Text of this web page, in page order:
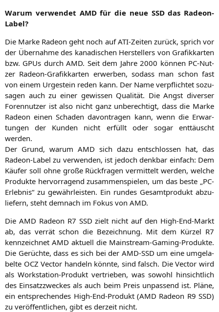
War­um ver­wen­det AMDfür die neue SSDdas Radeon-
Label?
Die Mar­ke Rade­on geht noch auf ATI-Zei­ten zurück, sprich vor
der Über­nah­me des kana­di­schen Her­stel­lers von Gra­fik­kar­ten
bzw. GPUs durchAMD. Seit dem Jah­re 2000 kön­nen PC-Nut­
zer Rade­on-Gra­fik­kar­ten erwer­ben, sodass man schon fast
von einem Urge­stein reden kann. Der Name ver­pflich­tet sozu­
sa­gen auch zu einer gewis­sen Qua­li­tät. Die Angst diver­ser
Foren­nut­zer ist also nicht ganz unbe­rech­tigt, dass die Mar­ke
Rade­on einen Scha­den davon­tra­gen kann, wenn die Erwar­
tun­gen der Kun­den nicht erfüllt oder sogar ent­täuscht
werden.
Der Grund, war­um AMD sich dazu ent­schlos­sen hat, das
Rade­on-Label zu ver­wen­den, ist jedoch denk­bar ein­fach: Dem
Käu­fer soll ohne gro­ße Rück­fra­gen ver­mit­telt wer­den, wel­che
Pro­duk­te her­vor­ra­gend zusam­men­spie­len, um das bes­te „PC-
Erleb­nis“ zu gewähr­leis­ten. Ein run­des Gesamt­pro­dukt abzu­
lie­fern, steht dem­nach im Fokus von AMD.
Die AMD Rade­on R7 SSD zielt nicht auf den High-End-Markt
ab, das ver­rät schon die Bezeich­nung. Mit dem Kür­zel R7
kenn­zeich­net AMD aktu­ell die Main­stream-Gam­ing-Pro­duk­te.
Die Gerüch­te, dass es sich bei der AMD-SSD um eine umge­la­
bel­te OCZ Vec­tor han­deln könn­te, sind falsch. Die Vec­tor wird
als Work­sta­tion-Pro­dukt ver­trie­ben, was sowohl hin­sicht­lich
des Ein­satz­zwe­ckes als auch beim Preis unpas­send ist. Plä­ne,
ein ent­spre­chen­des High-End-Pro­dukt (AMD Rade­on R9 SSD)
zu ver­öf­fent­li­chen, gibt es der­zeit nicht.